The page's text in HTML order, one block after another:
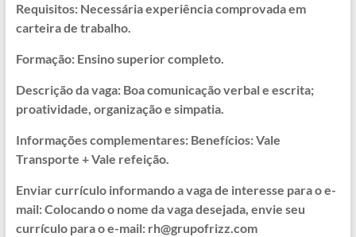
Requisitos: Necessária experiência comprovada em
carteira de trabalho.
Formação: Ensino superior completo.
Descrição da vaga: Boa comunicação verbal e escrita;
proatividade, organização e simpatia.
Informações complementares: Benefícios: Vale
Transporte + Vale refeição.
Enviar currículo informando a vaga de interesse para o e-
mail: Colocando o nome da vaga desejada, envie seu
currículo para o e-mail: rh@grupofrizz.com